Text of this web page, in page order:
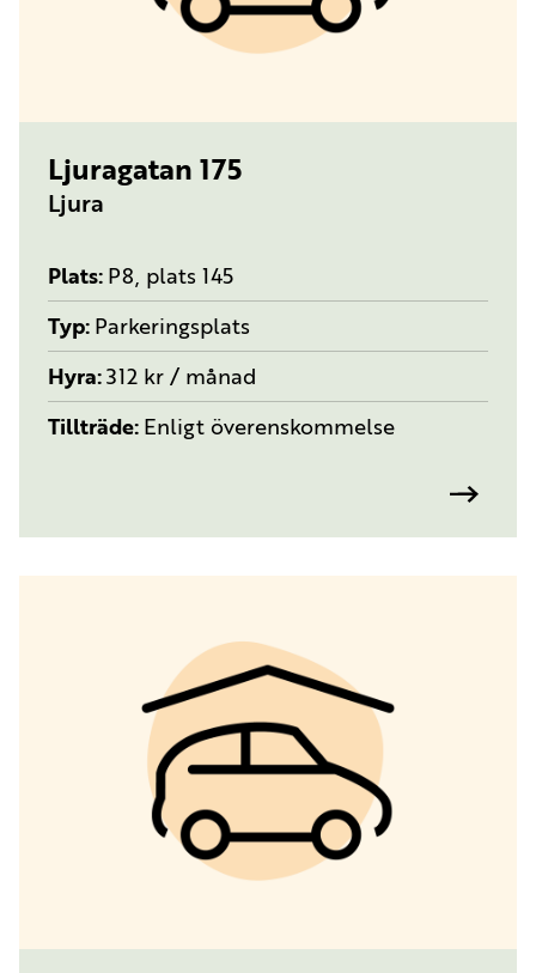
Ljuragatan 175
Ljura
Plats P8, plats 145
Typ Parkeringsplats
Hyra 312 kr / månad
Tillträde Enligt överenskommelse